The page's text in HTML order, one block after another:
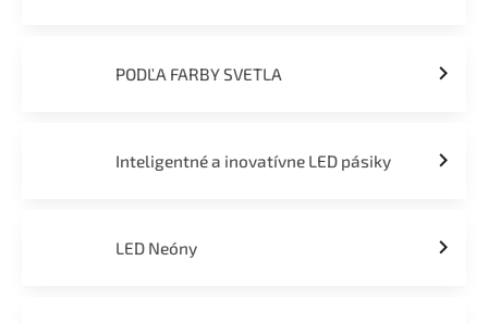
PODĽA FARBY SVETLA
Inteligentné a inovatívne LED pásiky
LED Neóny